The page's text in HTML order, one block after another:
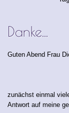
Danke...
Guten Abend Frau
zunächst einmal
Antwort auf meine